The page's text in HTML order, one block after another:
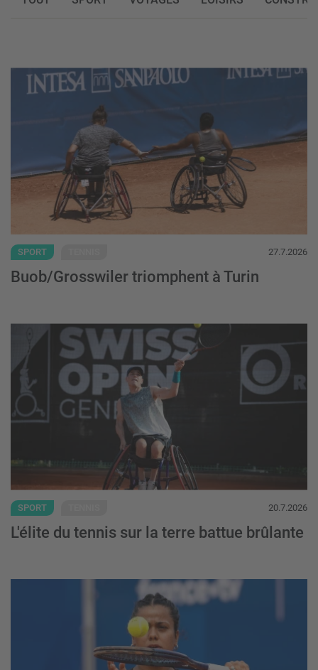
Buob/Grosswiler triomphent à Turin -
SPORT 27.7.2026
Buob/Grosswiler triomphent à Turin
L'élite du tennis sur la terre battue
SPORT 20.7.2026
L'élite du tennis sur la terre battue brûlante
Trois tournois, de grands objectifs - Plus